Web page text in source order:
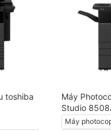
toshiba
Máy
Studio
Máy